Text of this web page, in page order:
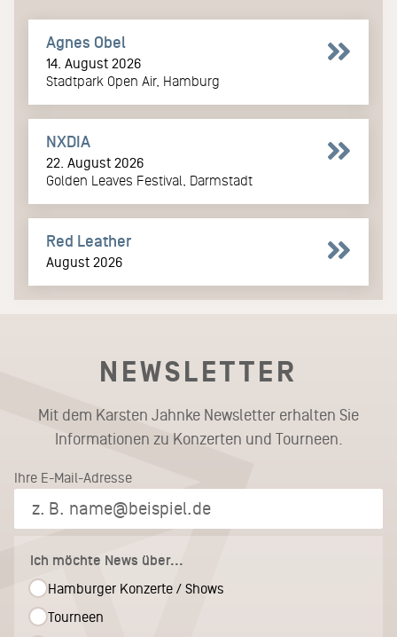
Agnes Obel
14. August 2026
Stadtpark Open Air, Hamburg
NXDIA
22. August 2026
Golden Leaves Festival, Darmstadt
Red Leather
August 2026
NEWSLETTER
Mit dem Karsten Jahnke Newsletter erhalten Sie
Informationen zu Konzerten und Tourneen.
Ihre E-Mail-Adresse
Ich möchte News über...
Hamburger Konzerte / Shows
Tourneen